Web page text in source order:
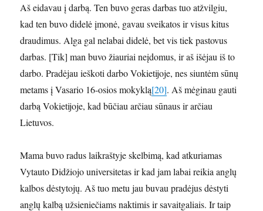
Aš eidavau į darbą. Ten buvo geras darbas tuo atžvilgiu,
kad ten buvo didelė įmonė, gavau sveikatos ir visus kitus
draudimus. Alga gal nelabai didelė, bet vis tiek pastovus
darbas. [Tik] man buvo žiauriai neįdomus, ir aš išėjau iš to
darbo. Pradėjau ieškoti darbo Vokietijoje, nes siuntėm sūnų
metams į Vasario 16-osios mokyklą[20]. Aš mėginau gauti
darbą Vokietijoje, kad būčiau arčiau sūnaus ir arčiau
Lietuvos.
Mama buvo radus laikraštyje skelbimą, kad atkuriamas
Vytauto Didžiojo universitetas ir kad jam labai reikia anglų
kalbos dėstytojų. Aš tuo metu jau buvau pradėjus dėstyti
anglų kalbą užsieniečiams naktimis ir savaitgaliais. Ir taip